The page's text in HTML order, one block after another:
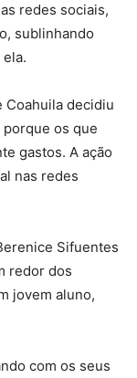
redes sociais,
sublinhando
Coahuila decidiu
os que
gastos. A ação
nas redes
Sifuentes
redor dos
jovem aluno,
com os seus